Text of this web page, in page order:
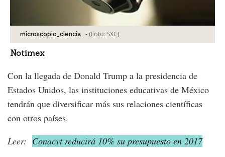
microscopio_ciencia - (Foto: SXC)
Notimex
Con la llegada de Donald Trump a la presidencia de
Estados Unidos, las instituciones educativas de México
tendrán que diversificar más sus relaciones científicas
con otros países.
Leer: Conacyt reducirá 10% su presupuesto en 2017